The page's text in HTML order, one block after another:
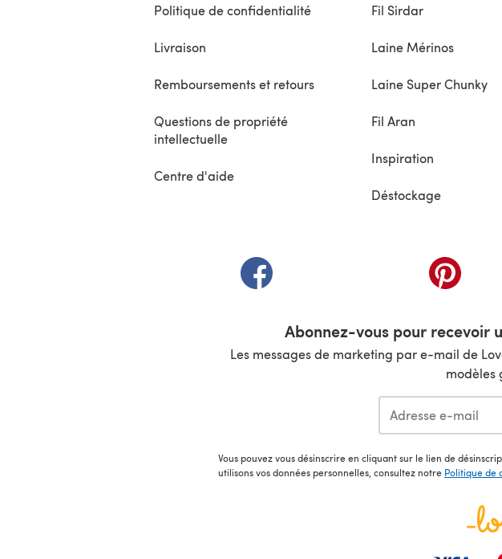
Politique de confidentialité
Livraison
Remboursements et retours
Questions de propriété
intellectuelle
Centre d'aide
Fil Sirdar
Laine Mérinos
Laine Super Chunky
Fil Aran
Inspiration
Déstockage
(s'ouvre dans un nouvel onglet) (s'ouvre
Abonnez-vous pour recevoir
Les messages de marketing par e-mail de
modèles
Vous pouvez vous désinscrire en cliquant sur le lien de
utilisons vos données personnelles, consultez notre Politique de